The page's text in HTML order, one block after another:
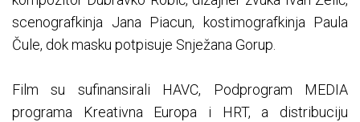
scenografkinja Jana Piacun, kostimografkinja Paula
Čule, dok masku potpisuje Snježana Gorup.
Film su sufinansirali HAVC, Podprogram MEDIA
programa Kreativna Europa i HRT, a distribuciju